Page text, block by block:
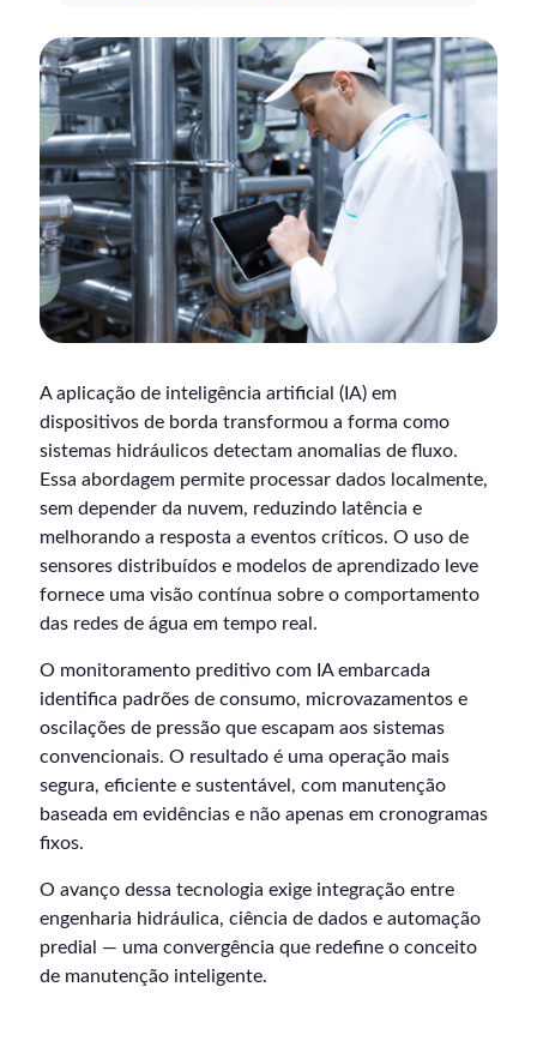
A aplicação de inteligência artificial (IA) em
dispositivos de borda transformou a forma como
sistemas hidráulicos detectam anomalias de fluxo.
Essa abordagem permite processar dados localmente,
sem depender da nuvem, reduzindo latência e
melhorando a resposta a eventos críticos. O uso de
sensores distribuídos e modelos de aprendizado leve
fornece uma visão contínua sobre o comportamento
das redes de água em tempo real.
O monitoramento preditivo com IA embarcada
identifica padrões de consumo, microvazamentos e
oscilações de pressão que escapam aos sistemas
convencionais. O resultado é uma operação mais
segura, eficiente e sustentável, com manutenção
baseada em evidências e não apenas em cronogramas
fixos.
O avanço dessa tecnologia exige integração entre
engenharia hidráulica, ciência de dados e automação
predial — uma convergência que redefine o conceito
de manutenção inteligente.